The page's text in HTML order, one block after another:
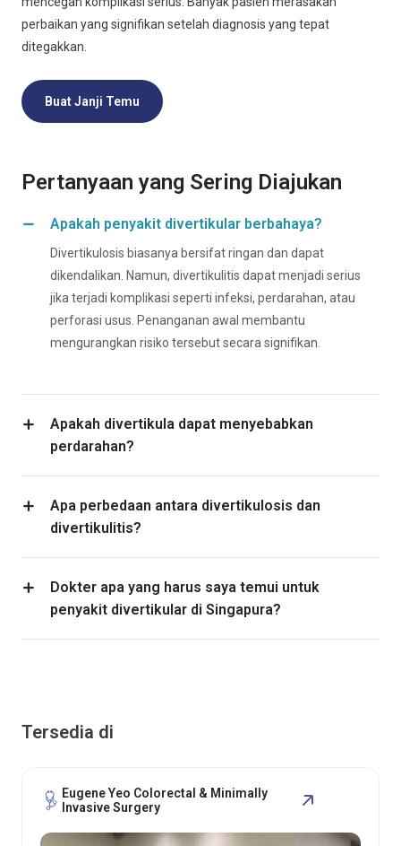
perbaikan yang signifikan setelah diagnosis yang tepat
ditegakkan.
Buat Janji Temu
Pertanyaan yang Sering Diajukan
Apakah penyakit divertikular berbahaya?
Divertikulosis biasanya bersifat ringan dan dapat
dikendalikan. Namun, divertikulitis dapat menjadi serius
jika terjadi komplikasi seperti infeksi, perdarahan, atau
perforasi usus. Penanganan awal membantu
mengurangkan risiko tersebut secara signifikan.
Apakah divertikula dapat menyebabkan
perdarahan?
Apa perbedaan antara divertikulosis dan
divertikulitis?
Dokter apa yang harus saya temui untuk
penyakit divertikular di Singapura?
Tersedia di
Eugene Yeo Colorectal & Minimally
Invasive Surgery